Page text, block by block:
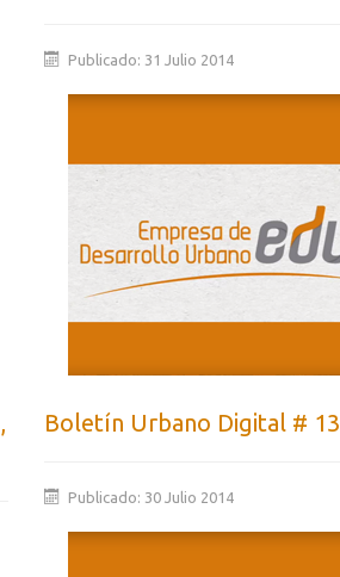
Publicado: 31 Julio 2014
Boletín Urbano Digital # 13
Publicado: 30 Julio 2014